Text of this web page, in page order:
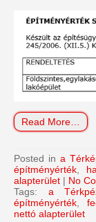
Read More…
Posted in a
építményérték
alapterület | No
Tags: a
építményérték
nettó alapterület